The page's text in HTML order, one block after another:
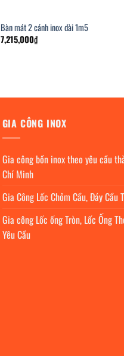
Bàn mát 2 cánh inox dài 1m5
7,215,000₫
GIA CÔNG INOX
Gia công bồn inox theo yêu cầu
Chí Minh
Gia Công Lốc Chỏm Cầu, Đáy Cầu
Gia công Lốc ống Tròn, Lốc Ống
Yêu Cầu